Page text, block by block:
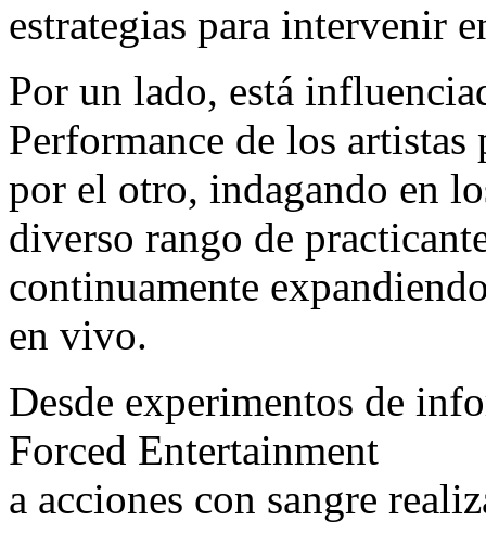
estrategias para intervenir
Por un lado, está
Performance de los
por el otro, indagando en
diverso rango de
continuamente
en vivo.
Desde experimentos de
Forced Entertainment
a acciones con sangre